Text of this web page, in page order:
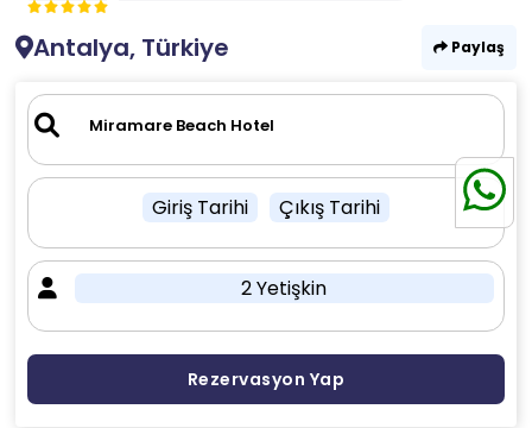
Antalya, Türkiye
Paylaş
Giriş Tarihi Çıkış Tarihi
2 Yetişkin
Rezervasyon Yap